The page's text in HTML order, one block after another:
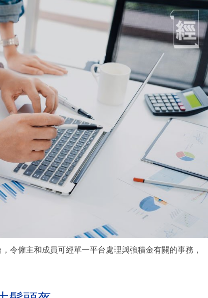
令僱主和成員可經單一平台處理與強積金有關的事務，